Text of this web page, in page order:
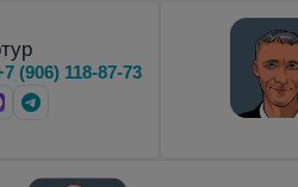
(906) 118-87-73